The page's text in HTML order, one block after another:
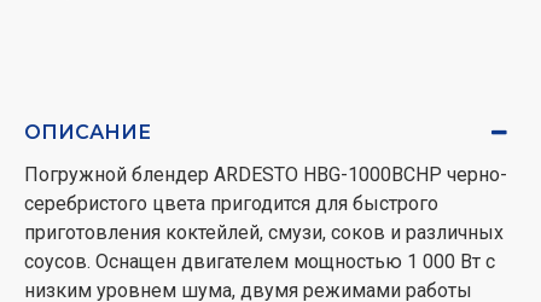
ОПИСАНИЕ
Погружной блендер ARDESTO HBG-1000BCHP черно-
серебристого цвета пригодится для быстрого
приготовления коктейлей, смузи, соков и различных
соусов. Оснащен двигателем мощностью 1 000 Вт с
низким уровнем шума, двумя режимами работы